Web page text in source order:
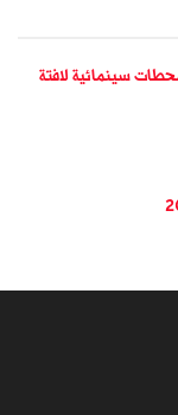
سينمائية لافتة